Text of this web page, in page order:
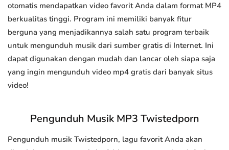
otomatis mendapatkan video favorit Anda dalam format MP4
berkualitas tinggi. Program ini memiliki banyak fitur
berguna yang menjadikannya salah satu program terbaik
untuk mengunduh musik dari sumber gratis di Internet. Ini
dapat digunakan dengan mudah dan lancar oleh siapa saja
yang ingin mengunduh video mp4 gratis dari banyak situs
video!
Pengunduh Musik MP3 Twistedporn
Pengunduh musik Twistedporn, lagu favorit Anda akan